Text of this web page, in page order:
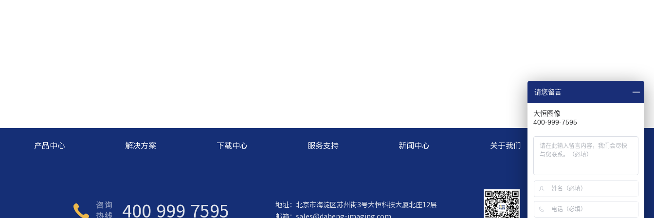
产品中心 解决方案 下载中心 服务支持 新闻中心 关于我们
400 999 7595
地址：北京市海淀区苏州街3号大恒科技大厦北座12层
请您留言
大恒图像
400-999-7595